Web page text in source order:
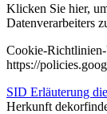
Klicken Sie hier,
Datenverarbeiters
Cookie-
https://
SID Erläuterung
Herkunft